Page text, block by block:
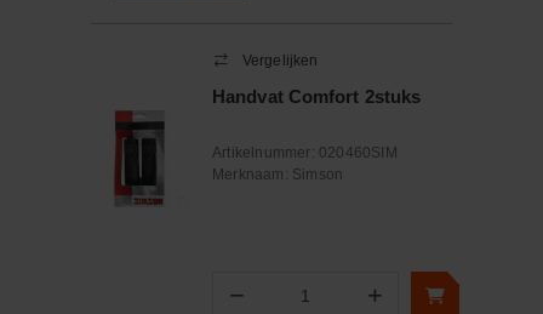
Vergelijken
Handvat Comfort 2stuks
Artikelnummer: 020460SIM
Merknaam: Simson
− Aantal +